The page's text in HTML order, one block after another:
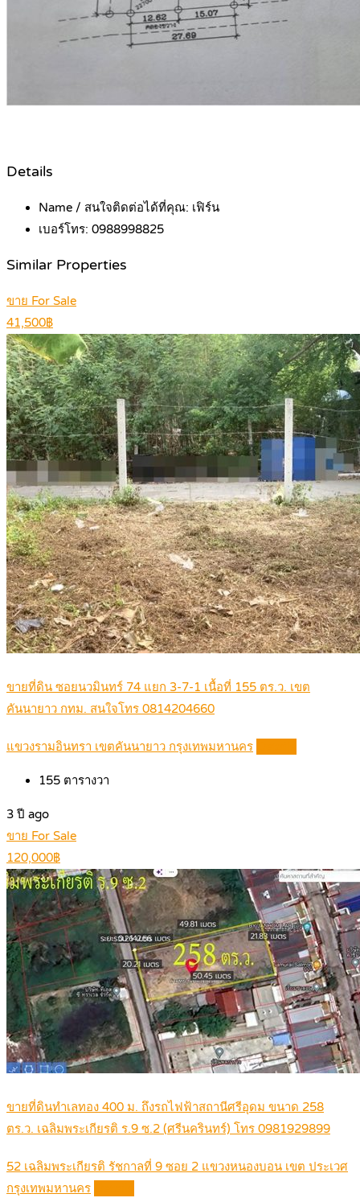
Details
Name / สนใจติดต่อได้ที่คุณ: เฟิร์น
เบอร์โทร: 0988998825
Similar Properties
ขาย For Sale
41,500฿
ขายที่ดิน ซอยนวมินทร์ 74 แยก 3-7-1 เนื้อที่ 155 ตร.ว. เขต
คันนายาว กทม. สนใจโทร 0814204660
แขวงรามอินทรา เขตคันนายาว กรุงเทพมหานคร
155 ตารางวา
3 ปี ago
ขาย For Sale
120,000฿
ขายที่ดินทำเลทอง 400 ม. ถึงรถไฟฟ้าสถานีศรีอุดม ขนาด 258
ตร.ว. เฉลิมพระเกียรติ ร.9 ซ.2 (ศรีนครินทร์) โทร 0981929899
52 เฉลิมพระเกียรติ รัชกาลที่ 9 ซอย 2 แขวงหนองบอน เขต ประเวศ
กรุงเทพมหานคร